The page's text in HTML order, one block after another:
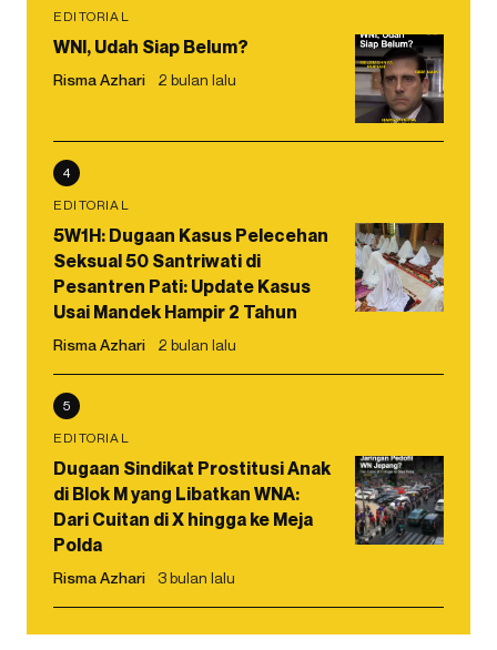
EDITORIAL
WNI, Udah Siap Belum?
Risma Azhari 2 bulan lalu
4
EDITORIAL
5W1H: Dugaan Kasus Pelecehan
Seksual 50 Santriwati di
Pesantren Pati: Update Kasus
Usai Mandek Hampir 2 Tahun
Risma Azhari 2 bulan lalu
5
EDITORIAL
Dugaan Sindikat Prostitusi Anak
di Blok M yang Libatkan WNA:
Dari Cuitan di X hingga ke Meja
Polda
Risma Azhari 3 bulan lalu